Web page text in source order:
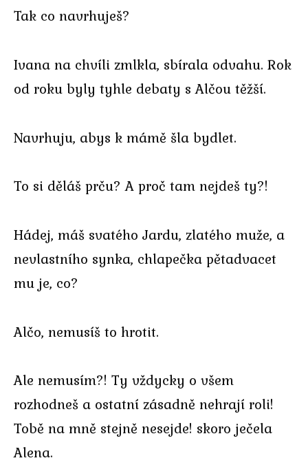
Tak co navrhuješ?
Ivana na chvíli zmlkla, sbírala odvahu. Rok
od roku byly tyhle debaty s Alčou těžší.
Navrhuju, abys k mámě šla bydlet.
To si děláš prču? A proč tam nejdeš ty?!
Hádej, máš svatého Jardu, zlatého muže, a
nevlastního synka, chlapečka pětadvacet
mu je, co?
Alčo, nemusíš to hrotit.
Ale nemusím?! Ty vždycky o všem
rozhodneš a ostatní zásadně nehrají roli!
Tobě na mně stejně nesejde! skoro ječela
Alena.